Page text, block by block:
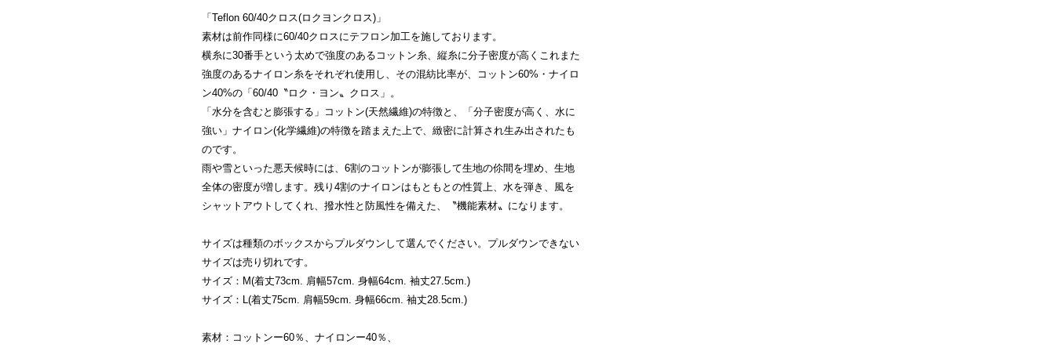
「Teflon 60/40クロス(ロクヨンクロス)」
素材は前作同様に60/40クロスにテフロン加工を施しております。
横糸に30番手という太めで強度のあるコットン糸、縦糸に分子密度が高くこれまた
強度のあるナイロン糸をそれぞれ使用し、その混紡比率が、コットン60%・ナイロ
ン40%の「60/40〝ロク・ヨン〟クロス」。
「水分を含むと膨張する」コットン(天然繊維)の特徴と、「分子密度が高く、水に
強い」ナイロン(化学繊維)の特徴を踏まえた上で、緻密に計算され生み出されたも
のです。
雨や雪といった悪天候時には、6割のコットンが膨張して生地の伱間を埋め、生地
全体の密度が増します。残り4割のナイロンはもともとの性質上、水を弾き、風を
シャットアウトしてくれ、撥水性と防風性を備えた、〝機能素材〟になります。
サイズは種類のボックスからプルダウンして選んでください。プルダウンできない
サイズは売り切れです。
サイズ：M(着丈73cm. 肩幅57cm. 身幅64cm. 袖丈27.5cm.)
サイズ：L(着丈75cm. 肩幅59cm. 身幅66cm. 袖丈28.5cm.)
素材：コットンー60％、ナイロンー40％、